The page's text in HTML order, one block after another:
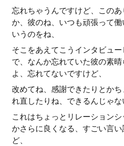
忘れちゃうんですけど、この
か、彼のね、いつも頑張って
いうのをね、
そこをあえてこうインタビュ
で、なんか忘れていた彼の素
よ、忘れてないですけど、
改めてね、感謝できたりとか
れ直したりね、できるんじゃな
これはちょっとリレーション
かさらに良くなる、すごい言
ど、